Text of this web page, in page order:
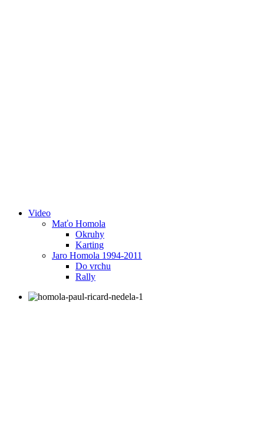
Video
Maťo Homola
Okruhy
Karting
Jaro Homola 1994-2011
Do vrchu
Rally